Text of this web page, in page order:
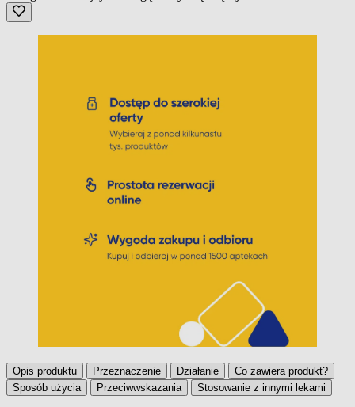
Opis produktu Przeznaczenie Działanie
Co zawiera produkt?
Sposób użycia
Przeciwwskazania Stosowanie z innymi lekami